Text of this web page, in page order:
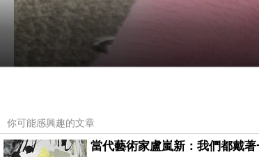
你可能感興趣的文章
當代藝術家盧嵐新：我們都戴